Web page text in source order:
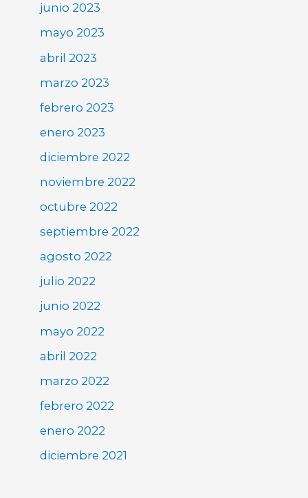
junio 2023
mayo 2023
abril 2023
marzo 2023
febrero 2023
enero 2023
diciembre 2022
noviembre 2022
octubre 2022
septiembre 2022
agosto 2022
julio 2022
junio 2022
mayo 2022
abril 2022
marzo 2022
febrero 2022
enero 2022
diciembre 2021